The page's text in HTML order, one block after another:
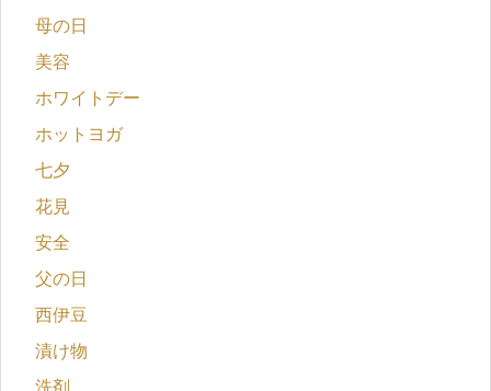
母の日
美容
ホワイトデー
ホットヨガ
七夕
花見
安全
父の日
西伊豆
漬け物
洗剤